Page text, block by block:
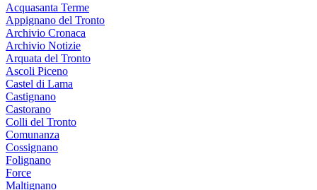
Acquasanta Terme
Appignano del Tronto
Archivio Cronaca
Archivio Notizie
Arquata del Tronto
Ascoli Piceno
Castel di Lama
Castignano
Castorano
Colli del Tronto
Comunanza
Cossignano
Folignano
Force
Maltignano